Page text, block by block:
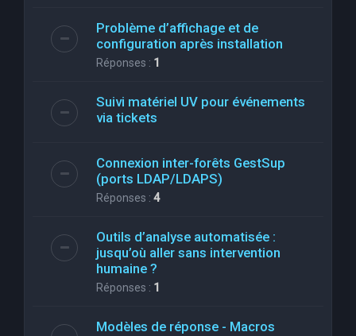
Problème d’affichage et de
configuration après installation
Réponses : 1
Suivi matériel UV pour événements
via tickets
Connexion inter-forêts GestSup
(ports LDAP/LDAPS)
Réponses : 4
Outils d’analyse automatisée :
jusqu’où aller sans intervention
humaine ?
Réponses : 1
Modèles de réponse - Macros